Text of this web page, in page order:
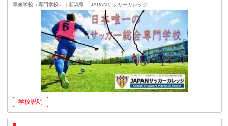
専修学校（専門学校）｜新潟県 JAPANサッカーカレッジ
学校説明